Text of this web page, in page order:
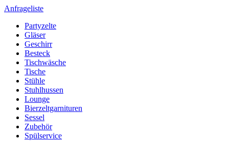
Anfrageliste
Partyzelte
Gläser
Geschirr
Besteck
Tischwäsche
Tische
Stühle
Stuhlhussen
Lounge
Bierzeltgarnituren
Sessel
Zubehör
Spülservice